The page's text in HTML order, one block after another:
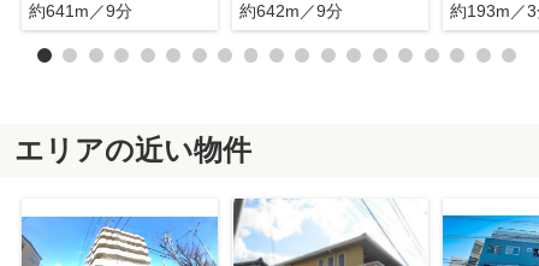
約641m／9分
約642m／9分
約193m／
エリアの近い物件